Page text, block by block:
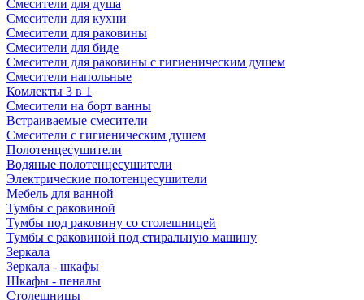
Смесители для душа
Смесители для кухни
Смесители для раковины
Смесители для биде
Смесители для раковины с гигиеническим душем
Смесители напольные
Комлекты 3 в 1
Смесители на борт ванны
Встраиваемые смесители
Смесители с гигиеническим душем
Полотенцесушители
Водяные полотенцесушители
Электрические полотенцесушители
Мебель для ванной
Тумбы с раковиной
Тумбы под раковину со столешницей
Тумбы с раковиной под стиральную машину
Зеркала
Зеркала - шкафы
Шкафы - пеналы
Столешницы